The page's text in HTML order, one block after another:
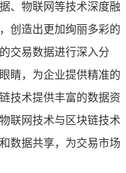
、物联网等技术深度融
创造出更加绚丽多彩的
交易数据进行深入分
睛，为企业提供精准的
技术提供丰富的数据资
联网技术与区块链技术
数据共享，为交易市场